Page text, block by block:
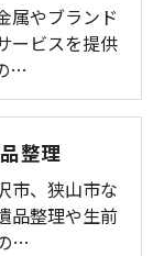
属やブランド
ービスを提供
…
整理
市、狭山市な
品整理や生前
…